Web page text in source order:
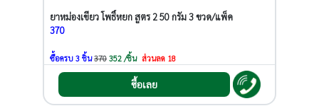
ยาหม่องเขียว โพธิ์หยก สูตร 2 50 กรัม 3 ขวด/แพ็ค
370
ซื้อครบ 3 ชิ้น370 352 /ชิ้น ส่วนลด 18
ซื้อเลย